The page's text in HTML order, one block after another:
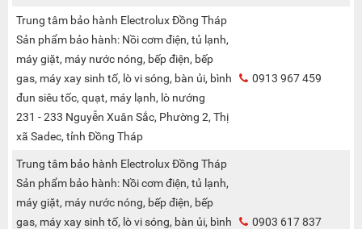
Trung tâm bảo hành Electrolux Đồng Tháp
Sản phẩm bảo hành: Nồi cơm điện, tủ lạnh,
máy giặt, máy nước nóng, bếp điện, bếp
gas, máy xay sinh tố, lò vi sóng, bàn ủi, bình
đun siêu tốc, quạt, máy lạnh, lò nướng
231 - 233 Nguyễn Xuân Sắc, Phường 2, Thị
xã Sadec, tỉnh Đồng Tháp
0913 967 459
Trung tâm bảo hành Electrolux Đồng Tháp
Sản phẩm bảo hành: Nồi cơm điện, tủ lạnh,
máy giặt, máy nước nóng, bếp điện, bếp
gas, máy xay sinh tố, lò vi sóng, bàn ủi, bình
0903 617 837